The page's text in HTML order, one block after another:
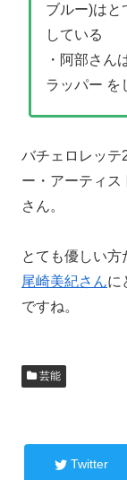
ブルー)はと
している
・阿部さん
ラッパー を
バチェロレッテ
ー・アーティス
さん。
とても優しい方
尾崎美紀さんに
ですね。
芸能
Twitter